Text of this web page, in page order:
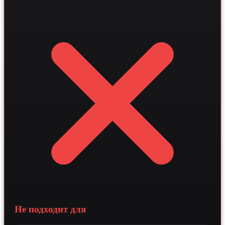
20-40 процентов за счет персонализированного
взаимодействия с каждым клиентом.
Не подходит для